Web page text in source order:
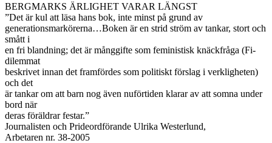
BERGMARKS ÄRLIGHET VARAR LÄNGST
”Det är kul att läsa hans bok, inte minst på grund av
generationsmarkörerna…Boken är en strid ström av tankar, stort och
smått i
en fri blandning; det är månggifte som feministisk knäckfråga (Fi-
dilemmat
beskrivet innan det framfördes som politiskt förslag i verkligheten)
och det
är tankar om att barn nog även nuförtiden klarar av att somna under
bord när
deras föräldrar festar.”
Journalisten och Prideordförande Ulrika Westerlund,
Arbetaren nr. 38-2005